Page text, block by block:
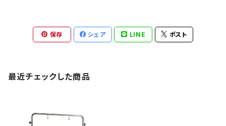
保存 シェア LINE ポスト
最近チェックした商品